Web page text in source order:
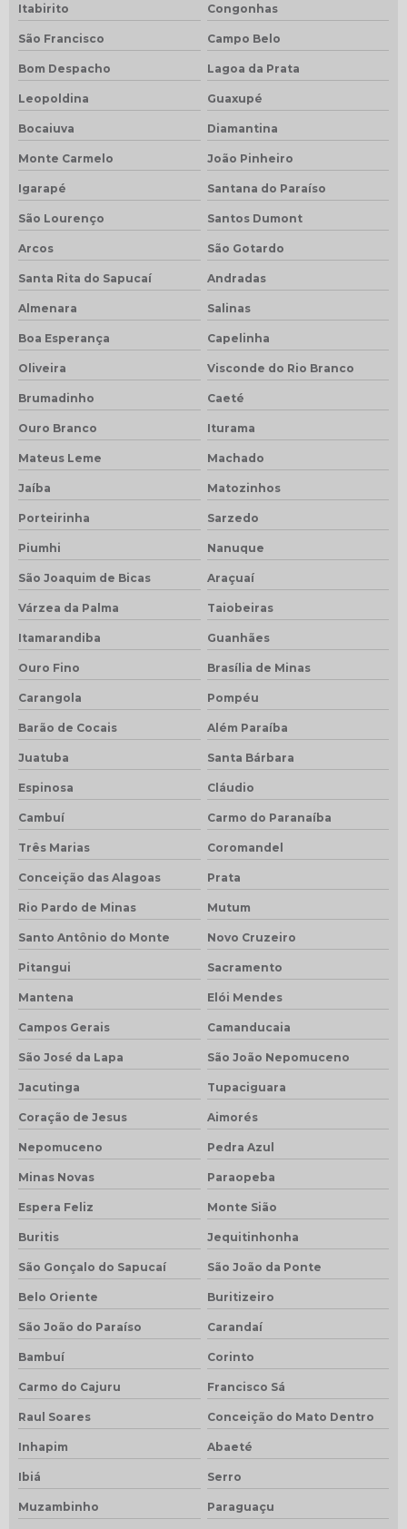
Itabirito Congonhas
São Francisco Campo Belo
Bom Despacho Lagoa da Prata
Leopoldina Guaxupé
Bocaiuva Diamantina
Monte Carmelo João Pinheiro
Igarapé Santana do Paraíso
São Lourenço Santos Dumont
Arcos São Gotardo
Santa Rita do Sapucaí Andradas
Almenara Salinas
Boa Esperança Capelinha
Oliveira Visconde do Rio Branco
Brumadinho Caeté
Ouro Branco Iturama
Mateus Leme Machado
Jaíba Matozinhos
Porteirinha Sarzedo
Piumhi Nanuque
São Joaquim de Bicas Araçuaí
Várzea da Palma Taiobeiras
Itamarandiba Guanhães
Ouro Fino Brasília de Minas
Carangola Pompéu
Barão de Cocais Além Paraíba
Juatuba Santa Bárbara
Espinosa Cláudio
Cambuí Carmo do Paranaíba
Três Marias Coromandel
Conceição das Alagoas Prata
Rio Pardo de Minas Mutum
Santo Antônio do Monte Novo Cruzeiro
Pitangui Sacramento
Mantena Elói Mendes
Campos Gerais Camanducaia
São José da Lapa São João Nepomuceno
Jacutinga Tupaciguara
Coração de Jesus Aimorés
Nepomuceno Pedra Azul
Minas Novas Paraopeba
Espera Feliz Monte Sião
Buritis Jequitinhonha
São Gonçalo do Sapucaí São João da Ponte
Belo Oriente Buritizeiro
São João do Paraíso Carandaí
Bambuí Corinto
Carmo do Cajuru Francisco Sá
Raul Soares Conceição do Mato Dentro
Inhapim Abaeté
Ibiá Serro
Muzambinho Paraguaçu